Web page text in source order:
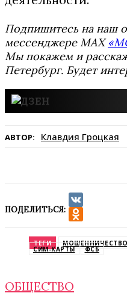
Подпишитесь на наш
мессенджере MAX
Мы покажем и
Петербург. Будет
АВТОР: Клавдия Гроцкая
ПОДЕЛИТЬСЯ:
VK
ТЕГИ МОШЕННИЧЕСТВО
СИМ-КАРТЫ ФСБ
ОБЩЕСТВО